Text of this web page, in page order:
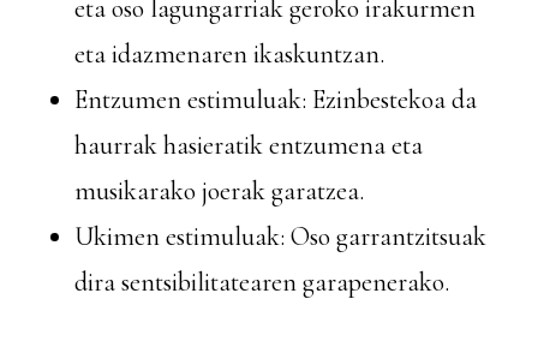
eta oso lagungarriak geroko irakurmen
eta idazmenaren ikaskuntzan.
Entzumen estimuluak: Ezinbestekoa da
haurrak hasieratik entzumena eta
musikarako joerak garatzea.
Ukimen estimuluak: Oso garrantzitsuak
dira sentsibilitatearen garapenerako.